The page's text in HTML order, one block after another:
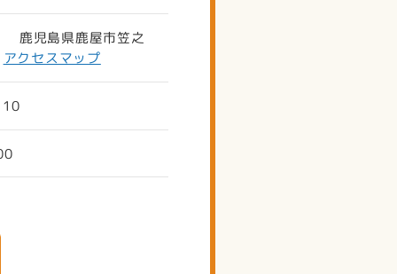
児島県鹿屋市笠之
アクセスマップ